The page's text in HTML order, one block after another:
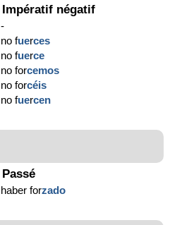
Impératif négatif
-
no fuerces
no fuerce
no forcemos
no forcéis
no fuercen
Passé
haber forzado